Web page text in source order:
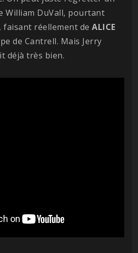
William DuVall, pourtant
faisant réellement de ALICE
de Cantrell. Mais Jerry
déjà très bien.